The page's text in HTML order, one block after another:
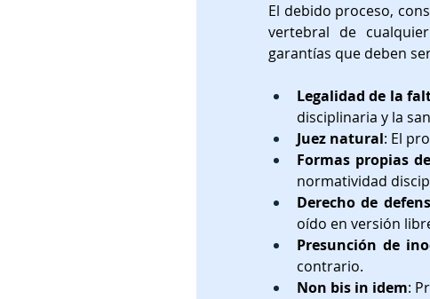
El debido proceso,
vertebral de
garantías que deben
Legalidad de la
disciplinaria y la
Juez natural: El
Formas propias
normatividad
Derecho de
oído en versión
Presunción de
contrario.
Non bis in idem: